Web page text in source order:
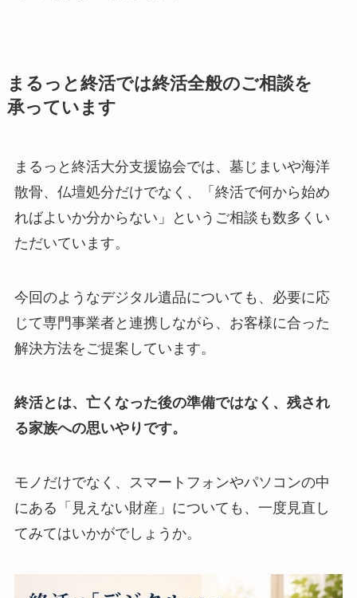
まるっと​終活では​終活全般の​ご相談を​
承っています
まるっと終活大分支援協会では、墓じまいや海洋
散骨、仏壇処分だけでなく、「終活で何から始め
ればよいか分からない」というご相談も数多くい
ただいています。
今回のようなデジタル遺品についても、必要に応
じて専門事業者と連携しながら、お客様に合った
解決方法をご提案しています。
終活とは、亡くなった後の準備ではなく、残され
る家族への思いやりです。
モノだけでなく、スマートフォンやパソコンの中
にある「見えない財産」についても、一度見直し
てみてはいかがでしょうか。